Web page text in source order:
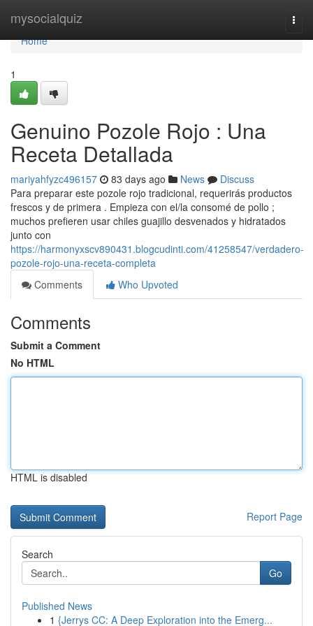
mysocialquiz
Home
Home
1
Genuino Pozole Rojo : Una
Receta Detallada
mariyahfyzc496157 83 days ago News
Discuss
Para preparar este pozole rojo tradicional, requerirás productos
frescos y de primera . Empieza con el/la consomé de pollo ;
muchos prefieren usar chiles guajillo desvenados y hidratados
junto con
https://harmonyxscv890431.blogcudinti.com/41258547/verdadero-
pozole-rojo-una-receta-completa
Comments
Who Upvoted
Comments
Submit a Comment
No HTML
HTML is disabled
Report Page
Search
Go
Published News
1 {Jerrys CC: A Deep Exploration into the Emerg...